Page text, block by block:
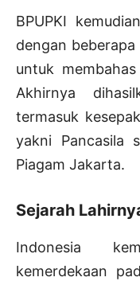
BPUPKI
dengan
untuk
Akhirnya
termasuk
yakni Pancasila
Piagam Jakarta.
Sejarah
Indonesia
kemerdekaan